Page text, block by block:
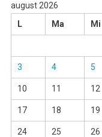
august 2026
L
Ma Mi
3 4 5
10 11 12
17 18 19
24 25 26